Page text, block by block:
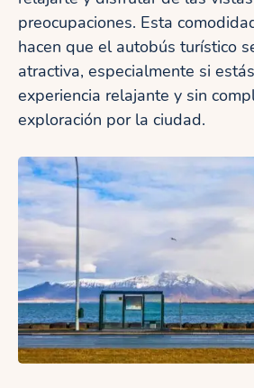
preocupaciones. Esta
hacen que el autobús turístico
atractiva, especialmente si
experiencia relajante y sin
exploración por la ciudad.